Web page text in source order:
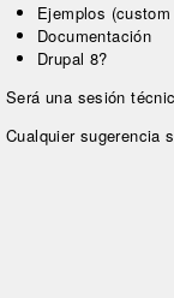
Ejemplos
Documentación
Drupal 8?
Será una sesión
Cualquier sugerencia